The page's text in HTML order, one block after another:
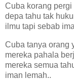
Cuba korang
depa tahu tak
ilmu tapi sebab
Cuba tanya orang
mereka pahala
mereka semua
iman lemah..